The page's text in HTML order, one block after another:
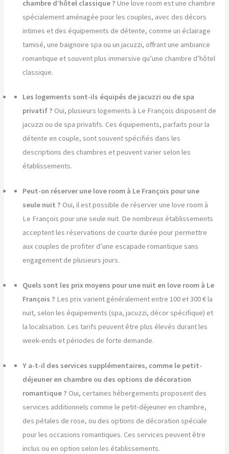
chambre d’hôtel classique ? Une love room est une chambre
spécialement aménagée pour les couples, avec des décors
intimes et des équipements de détente, comme un éclairage
tamisé, une baignoire spa ou un jacuzzi, offrant une ambiance
romantique et souvent plus immersive qu’une chambre d’hôtel
classique.
Les logements sont-ils équipés de jacuzzi ou de spa
privatif ? Oui, plusieurs logements à Le François disposent de
jacuzzi ou de spa privatifs. Ces équipements, parfaits pour la
détente en couple, sont souvent spécifiés dans les
descriptions des chambres et peuvent varier selon les
établissements.
Peut-on réserver une love room à Le François pour une
seule nuit ? Oui, il est possible de réserver une love room à
Le François pour une seule nuit. De nombreux établissements
acceptent les réservations de courte durée pour permettre
aux couples de profiter d’une escapade romantique sans
engagement de plusieurs jours.
Quels sont les prix moyens pour une nuit en love room à Le
François ? Les prix varient généralement entre 100 et 300 € la
nuit, selon les équipements (spa, jacuzzi, décor spécifique) et
la localisation. Les tarifs peuvent être plus élevés durant les
week-ends et périodes de forte demande.
Y a-t-il des services supplémentaires, comme le petit-
déjeuner en chambre ou des options de décoration
romantique ? Oui, certaines hébergements proposent des
services additionnels comme le petit-déjeuner en chambre,
des pétales de rose, ou des options de décoration spéciale
pour les occasions romantiques. Ces services peuvent être
inclus ou en option selon les établissements.